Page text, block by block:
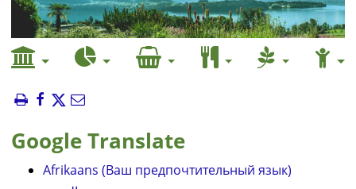
Google Translate
Afrikaans (Ваш предпочтительный язык)